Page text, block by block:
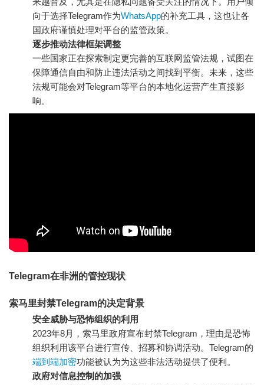
向于选择Telegram作为WhatsApp的补充工具，这也让各
国政府谨慎处理对平台的监管政策。
逐步推动法律框架调整
一些国家正在探索制定更完善的互联网监管法规，试图在
保障通信自由和防止违法活动之间找到平衡。未来，这些
法规可能会对Telegram等平台的本地化运营产生直接影
响。
Telegram在非洲的管控现状
索马里封禁Telegram的决定背景
安全威胁与恐怖组织的利用
2023年8月，索马里政府宣布封禁Telegram，理由是恐怖
组织利用该平台进行宣传、招募和协调活动。Telegram的
端到端加密功能被认为为这些非法活动提供了便利。
政府对信息控制的加强